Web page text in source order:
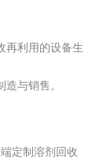
再利用的设备生
造与销售。
定制溶剂回收